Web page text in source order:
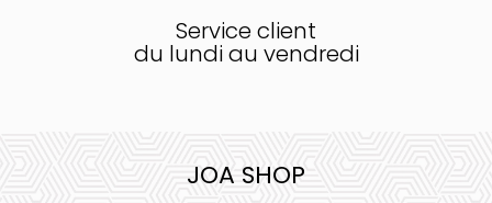
Service client
du lundi au vendredi
JOA SHOP